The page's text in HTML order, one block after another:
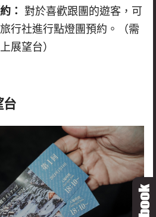
： 對於喜歡跟團的遊客，可
行社進行點燈團預約。（需
展望台）
台